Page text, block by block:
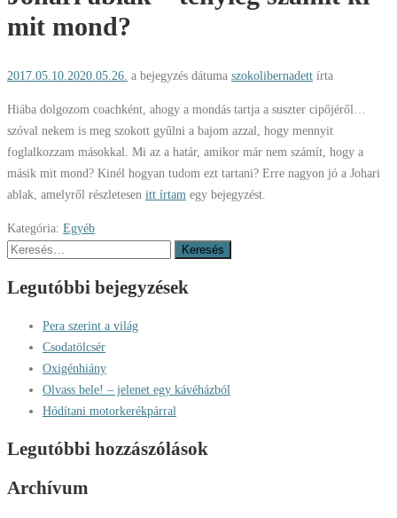
mit mond?
2017.05.10. 2020.05.26. a bejegyzés dátuma szokolibernadett írta
Hiába dolgozom coachként, ahogy a mondás tartja a suszter cipőjéről…
szóval nekem is meg szokott gyűlni a bajom azzal, hogy mennyit
foglalkozzam másokkal. Mi az a határ, amikor már nem számít, hogy a
másik mit mond? Kinél hogyan tudom ezt tartani? Erre nagyon jó a Johari
ablak, amelyről részletesen itt írtam egy bejegyzést.
Kategória: Egyéb
Keresés:
Legutóbbi bejegyzések
Pera szerint a világ
Csodatölcsér
Oxigénhiány
Olvass bele! – jelenet egy kávéházból
Hódítani motorkerékpárral
Legutóbbi hozzászólások
Archívum